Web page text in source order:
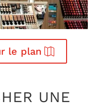
le plan
UNE